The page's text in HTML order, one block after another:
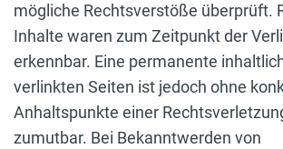
mögliche Rechtsverstöße überprüft.
Inhalte waren zum Zeitpunkt der
erkennbar. Eine permanente
verlinkten Seiten ist jedoch ohne
Anhaltspunkte einer
zumutbar. Bei Bekanntwerden von